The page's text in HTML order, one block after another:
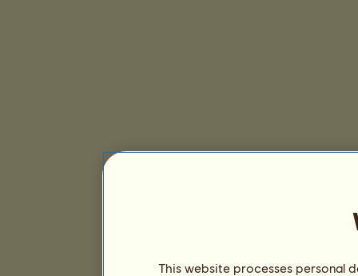
This website processes personal